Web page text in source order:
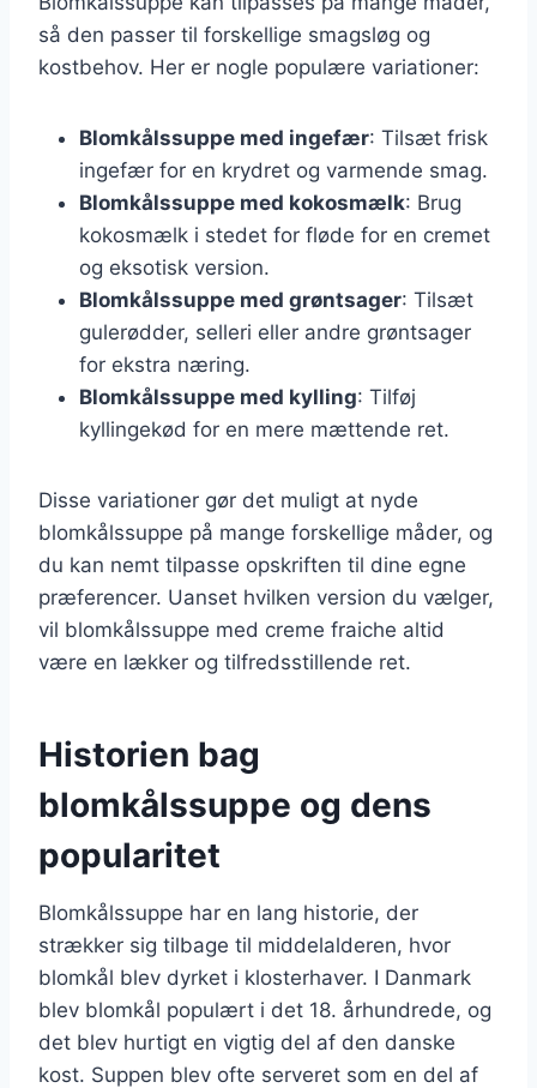
så den passer til forskellige smagsløg og
kostbehov. Her er nogle populære variationer:
Blomkålssuppe med ingefær: Tilsæt frisk
ingefær for en krydret og varmende smag.
Blomkålssuppe med kokosmælk: Brug
kokosmælk i stedet for fløde for en cremet
og eksotisk version.
Blomkålssuppe med grøntsager: Tilsæt
gulerødder, selleri eller andre grøntsager
for ekstra næring.
Blomkålssuppe med kylling: Tilføj
kyllingekød for en mere mættende ret.
Disse variationer gør det muligt at nyde
blomkålssuppe på mange forskellige måder, og
du kan nemt tilpasse opskriften til dine egne
præferencer. Uanset hvilken version du vælger,
vil blomkålssuppe med creme fraiche altid
være en lækker og tilfredsstillende ret.
Historien bag
blomkålssuppe og dens
popularitet
Blomkålssuppe har en lang historie, der
strækker sig tilbage til middelalderen, hvor
blomkål blev dyrket i klosterhaver. I Danmark
blev blomkål populært i det 18. århundrede, og
det blev hurtigt en vigtig del af den danske
kost. Suppen blev ofte serveret som en del af